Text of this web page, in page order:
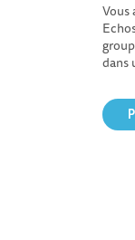
Vous
dans